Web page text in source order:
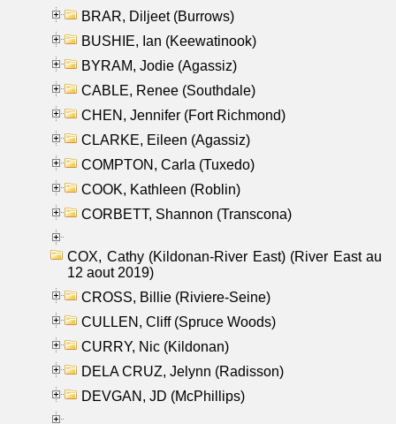
BRAR, Diljeet (Burrows)
BUSHIE, Ian (Keewatinook)
BYRAM, Jodie (Agassiz)
CABLE, Renee (Southdale)
CHEN, Jennifer (Fort Richmond)
CLARKE, Eileen (Agassiz)
COMPTON, Carla (Tuxedo)
COOK, Kathleen (Roblin)
CORBETT, Shannon (Transcona)
COX, Cathy (Kildonan-River East) (River East au
12 aout 2019)
CROSS, Billie (Riviere-Seine)
CULLEN, Cliff (Spruce Woods)
CURRY, Nic (Kildonan)
DELA CRUZ, Jelynn (Radisson)
DEVGAN, JD (McPhillips)